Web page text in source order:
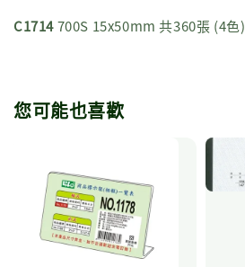
C1714700S 15x50mm 共360張 (4色)
您可能也喜歡